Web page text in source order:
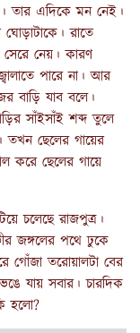
তার এদিকে মন নেই।
রাতে
নেয়। কারণ
পারে না। আর
বাড়ি যাব বলে।
সাঁইসাঁই শব্দ তুলে
তখন ছেলের গায়ের
করে ছেলের গায়ে
চলেছে রাজপুত্র।
জঙ্গলের পথে ঢুকে
গোঁজা তরোয়ালটা বের
যায় সবার। চারদিক
হলো?